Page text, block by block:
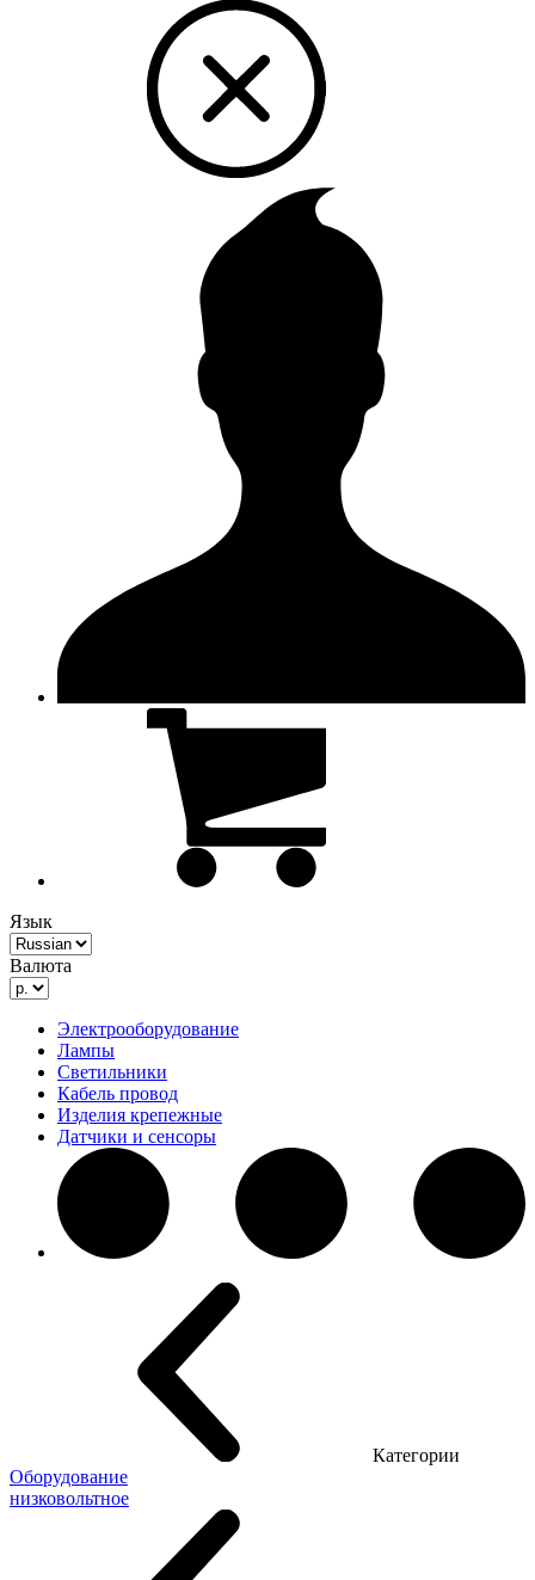
Язык
Валюта
Электрооборудование
Лампы
Светильники
Кабель провод
Изделия крепежные
Датчики и сенсоры
Категории
Оборудование
низковольтное